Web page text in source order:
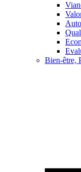
Bien-être,